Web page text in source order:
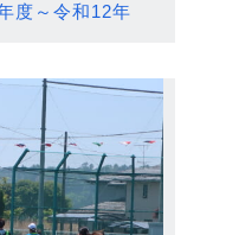
度～令和12年